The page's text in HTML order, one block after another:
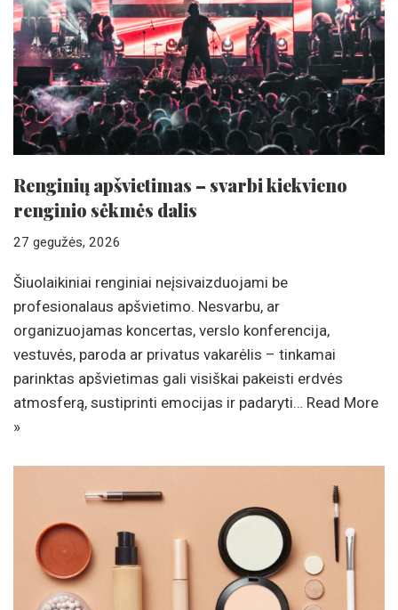
Renginių apšvietimas – svarbi kiekvieno
renginio sėkmės dalis
27 gegužės, 2026
Šiuolaikiniai renginiai neįsivaizduojami be
profesionalaus apšvietimo. Nesvarbu, ar
organizuojamas koncertas, verslo konferencija,
vestuvės, paroda ar privatus vakarėlis – tinkamai
parinktas apšvietimas gali visiškai pakeisti erdvės
atmosferą, sustiprinti emocijas ir padaryti… Read More
»